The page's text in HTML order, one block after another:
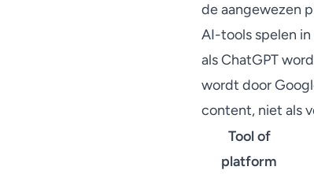
de aangewezen
AI-tools spelen
als ChatGPT
wordt door
content, niet als
Tool of
platform